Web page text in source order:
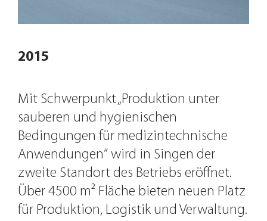
2015
Mit Schwerpunkt „Produktion unter
sauberen und hygienischen
Bedingungen für medizintechnische
Anwendungen“ wird in Singen der
zweite Standort des Betriebs eröffnet.
Über 4500 m² Fläche bieten neuen Platz
für Produktion, Logistik und Verwaltung.